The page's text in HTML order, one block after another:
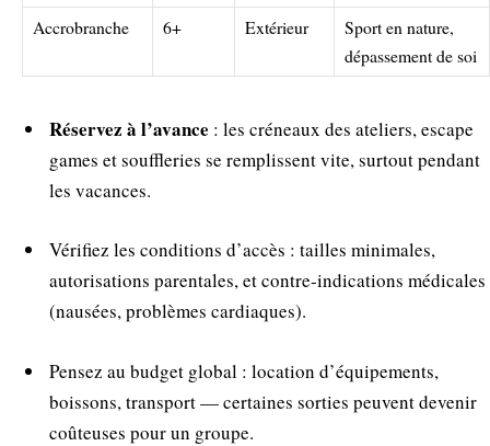
Accrobranche 6+ Extérieur
Sport en nature,
dépassement de soi
Réservez à l’avance : les créneaux des ateliers, escape
games et souffleries se remplissent vite, surtout pendant
les vacances.
Vérifiez les conditions d’accès : tailles minimales,
autorisations parentales, et contre-indications médicales
(nausées, problèmes cardiaques).
Pensez au budget global : location d’équipements,
boissons, transport — certaines sorties peuvent devenir
coûteuses pour un groupe.